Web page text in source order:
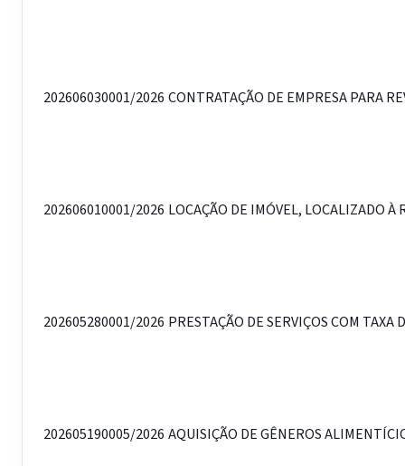
202606030001/2026 CONTRATAÇÃO DE EMPRESA PARA
202606010001/2026 LOCAÇÃO DE IMÓVEL, LOCALIZADO
202605280001/2026 PRESTAÇÃO DE SERVIÇOS COM
202605190005/2026 AQUISIÇÃO DE GÊNEROS